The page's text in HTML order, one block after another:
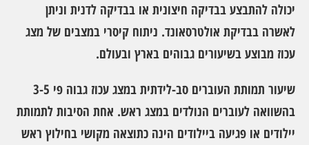
יכולה להתבצע בבדיקה חיצונית או בבדיקה לדנית וניתן
לאשרה בבדיקת אולטרסאונד. ניתוח קיסרי במצבים של מצג
עכוז מבוצע בשיעורים גבוהים בארץ ובעולם.
שיעור תמותת העוברים סב-לידתית במצג עכוז גבוה פי 3-5
בהשוואה לעוברים הנולדים במצג ראש. אחת הסיבות לתמותת
יילודים או פגיעה ביילודים הינה כתוצאה מקושי בחילוץ ראש